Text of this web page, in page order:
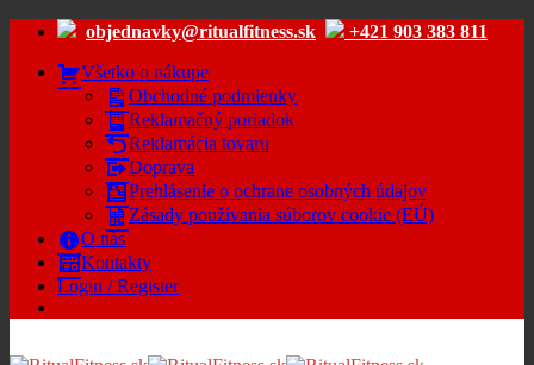
Skip
content
objednavky@ritualfitness.sk
+421 903 383 811
Všetko o nákupe
Obchodné podmienky
Reklamačný poriadok
Reklamácia tovaru
Doprava
Prehlásenie o ochrane osobných údajov
Zásady používania súborov cookie (EÚ)
O nás
Kontakty
Login / Register